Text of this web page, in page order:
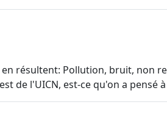
résultent: Pollution, bruit, non
de l'UICN, est-ce qu'on a pensé